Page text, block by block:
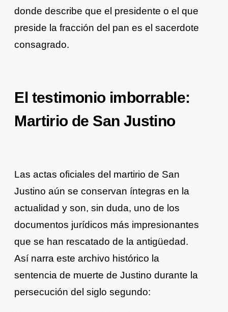
donde describe que el presidente o el que
preside la fracción del pan es el sacerdote
consagrado.
El testimonio imborrable:
Martirio de San Justino
Las actas oficiales del martirio de San
Justino aún se conservan íntegras en la
actualidad y son, sin duda, uno de los
documentos jurídicos más impresionantes
que se han rescatado de la antigüedad.
Así narra este archivo histórico la
sentencia de muerte de Justino durante la
persecución del siglo segundo: